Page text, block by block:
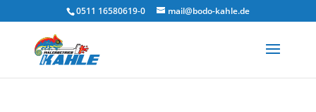
0511 16580619-0 mail@bodo-kahle.de